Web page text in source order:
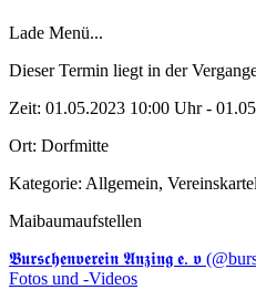
Lade Menü...
Dieser Termin liegt in der
Zeit: 01.05.2023 10:00 Uhr -
Ort: Dorfmitte
Kategorie: Allgemein,
Maibaumaufstellen
𝕭𝖚𝖗𝖘𝖈𝖍𝖊𝖓𝖛𝖊𝖗𝖊𝖎𝖓 𝕬𝖓𝖟𝖎𝖓𝖌 𝖊. 𝖛
Fotos und -Videos